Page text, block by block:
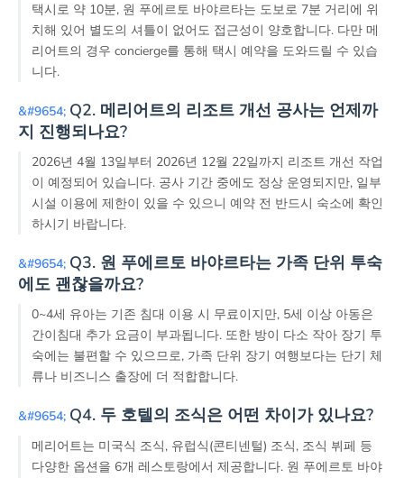
택시로 약 10분, 원 푸에르토 바야르타는 도보로 7분 거리에 위
치해 있어 별도의 셔틀이 없어도 접근성이 양호합니다. 다만 메
리어트의 경우 concierge를 통해 택시 예약을 도와드릴 수 있습
니다.
Q2. 메리어트의 리조트 개선 공사는 언제까
지 진행되나요?
2026년 4월 13일부터 2026년 12월 22일까지 리조트 개선 작업
이 예정되어 있습니다. 공사 기간 중에도 정상 운영되지만, 일부
시설 이용에 제한이 있을 수 있으니 예약 전 반드시 숙소에 확인
하시기 바랍니다.
Q3. 원 푸에르토 바야르타는 가족 단위 투숙
에도 괜찮을까요?
0~4세 유아는 기존 침대 이용 시 무료이지만, 5세 이상 아동은
간이침대 추가 요금이 부과됩니다. 또한 방이 다소 작아 장기 투
숙에는 불편할 수 있으므로, 가족 단위 장기 여행보다는 단기 체
류나 비즈니스 출장에 더 적합합니다.
Q4. 두 호텔의 조식은 어떤 차이가 있나요?
메리어트는 미국식 조식, 유럽식(콘티넨털) 조식, 조식 뷔페 등
다양한 옵션을 6개 레스토랑에서 제공합니다. 원 푸에르토 바야